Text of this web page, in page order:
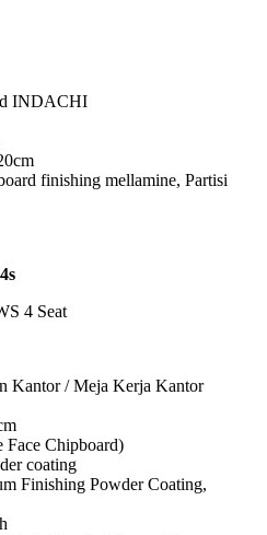
INDACHI
finishing mellamine, Partisi
Kantor / Meja Kerja Kantor
Chipboard)
coating
Finishing Powder Coating,